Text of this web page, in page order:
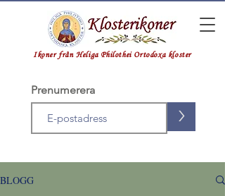
Ikoner från Heliga Philothei Ortodoxa kloster
Prenumerera
>
BLOGG